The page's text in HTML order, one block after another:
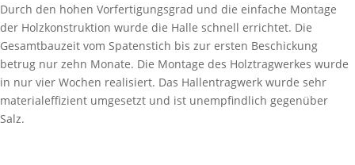
Durch den hohen Vor­fertigungs­grad und die ein­fache Montage
der Holz­konstruk­tion wurde die Halle schnell errichtet. Die
Gesamt­bauzeit vom Spaten­stich bis zur ersten Beschickung
betrug nur zehn Monate. Die Montage des Holz­trag­werkes wurde
in nur vier Wochen realisiert. Das Hallen­trag­werk wurde sehr
material­effizient um­gesetzt und ist un­empfindlich gegen­über
Salz.